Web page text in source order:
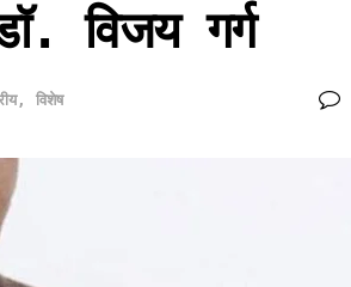
विजय गर्ग
, विशेष